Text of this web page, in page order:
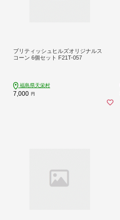
ブリティッシュヒルズオリジナルス
コーン 6個セット F21T-057
福島県天栄村
7,000 円